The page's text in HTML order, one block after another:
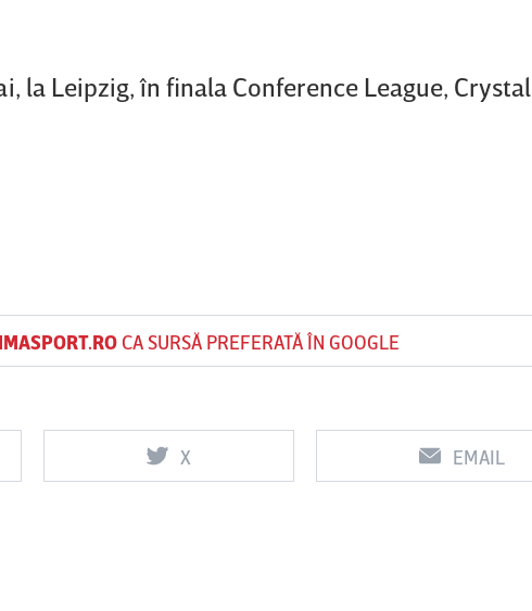
la Leipzig, în finala Conference League, Crystal
CA SURSĂ PREFERATĂ ÎN GOOGLE
X EMAIL